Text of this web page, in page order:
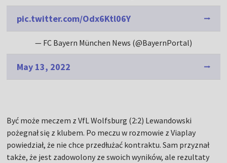
pic.twitter.com/Odx6Ktl06Y
— FC Bayern München News (@BayernPortal)
May 13, 2022
Być może meczem z VfL Wolfsburg (2:2) Lewandowski
pożegnał się z klubem. Po meczu w rozmowie z Viaplay
powiedział, że nie chce przedłużać kontraktu. Sam przyznał
także, że jest zadowolony ze swoich wyników, ale rezultaty